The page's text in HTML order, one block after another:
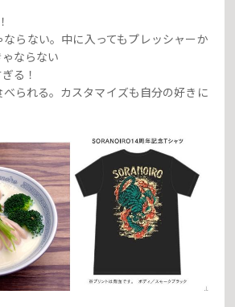
らない。中に入ってもプレッシャーか
ならない
る！
られる。カスタマイズも自分の好きに